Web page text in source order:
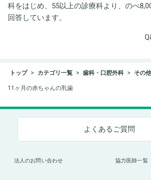
科をはじめ、55以上の診療科より、のべ
回答しています。
トップ カテゴリ一覧 歯科・口腔外科 その他
11ヶ月の赤ちゃんの乳歯
よくあるご質問
法人のお問い合わせ 協力医師一覧